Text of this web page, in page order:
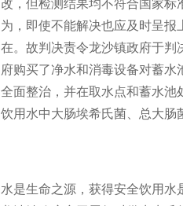
改，但检测结果均不符合国家
为，即使不能解决也应及时呈
在。故判决责令龙沙镇政府于判
府购买了净水和消毒设备对蓄
全面整治，并在取水点和蓄水池
饮用水中大肠埃希氏菌、总大肠
水是生命之源，获得安全饮用